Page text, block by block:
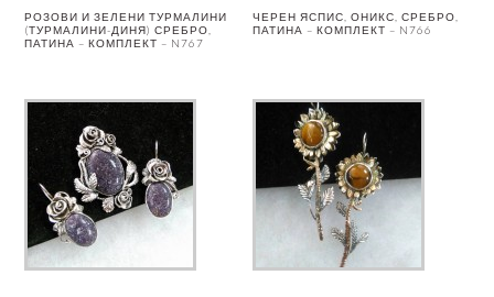
РОЗОВИ И ЗЕЛЕНИ ТУРМАЛИНИ
(ТУРМАЛИНИ-ДИНЯ) СРЕБРО,
ПАТИНА – КОМПЛЕКТ – N767
ЧЕРЕН ЯСПИС, ОНИКС, СРЕБРО,
ПАТИНА – КОМПЛЕКТ – N766